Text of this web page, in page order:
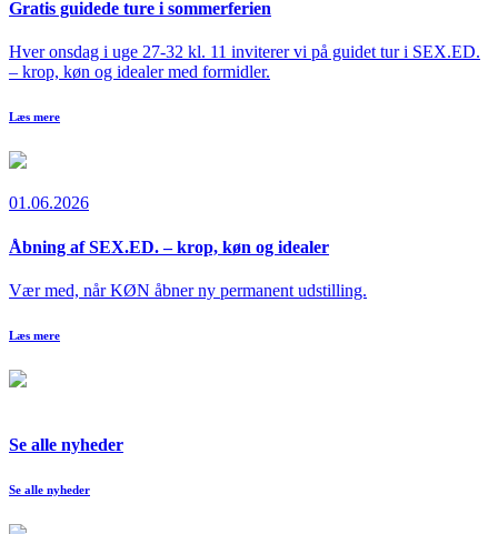
Gratis guidede ture i sommerferien
Hver onsdag i uge 27-32 kl. 11 inviterer vi på guidet tur i SEX.ED.
– krop, køn og idealer med formidler.
Læs mere
01.06.2026
Åbning af SEX.ED. – krop, køn og idealer
Vær med, når KØN åbner ny permanent udstilling.
Læs mere
Se alle nyheder
Se alle nyheder